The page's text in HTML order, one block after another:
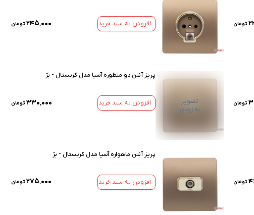
تومان افزودن به سبد خرید ۲۴۵٬۰۰۰ تومان
تومان
تصویر
به زودی
پریز آنتن دو منظوره آسیا مدل کریستال - بژ
افزودن به سبد خرید ۳۳۰٬۰۰۰ تومان
تومان
پریز آنتن ماهواره آسیا مدل کریستال - بژ
افزودن به سبد خرید ۲۷۵٬۰۰۰ تومان